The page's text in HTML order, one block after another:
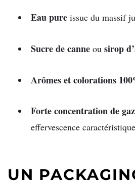
Eau pure issue du massif
Sucre de canne ou sirop
Arômes et colorations
Forte concentration de gaz
effervescence caractéristique
UN